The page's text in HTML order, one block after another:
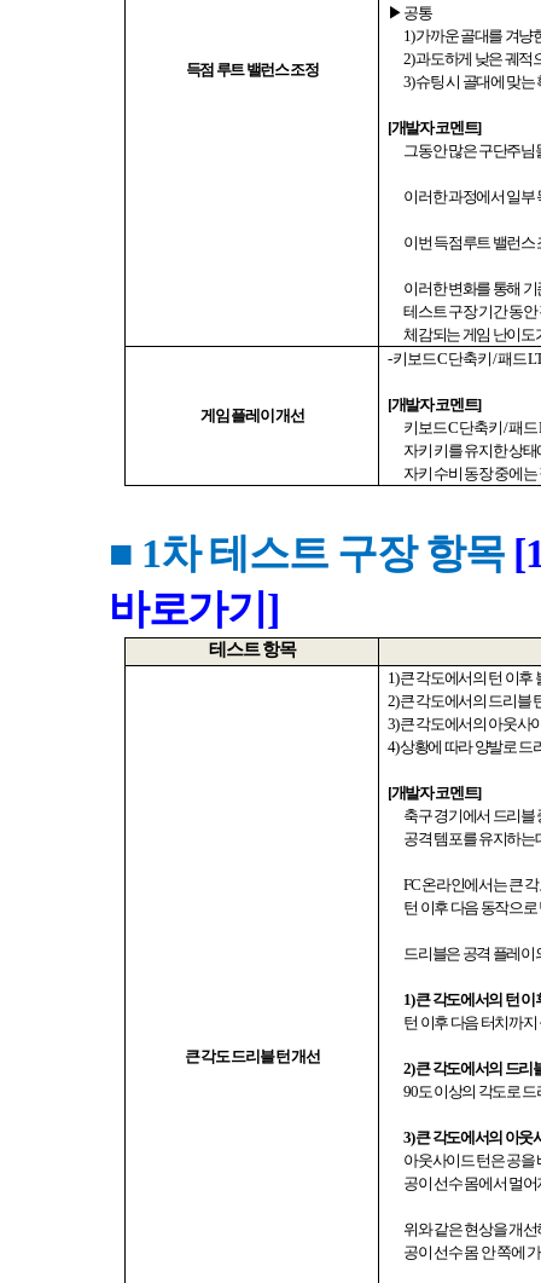
득점 루트 밸런스 조정
▶ 공통
1)가까운 골대를 겨냥
2)과도하게 낮은 궤적
3)슈팅 시 골대에 맞는
[개발자 코멘트]
그동안 많은 구단주님
이러한 과정에서 일부
이번 득점루트 밸런스
이러한 변화를 통해
테스트 구장 기간 동
체감되는 게임 난이도
게임 플레이 개선
-키보드C단축키/패드
[개발자 코멘트]
키보드C단축키/패드
자키 키를 유지한 상
자키 수비 동장 중에
■ 1차 테스트 구장 항목
바로가기]
테스트 항목
큰 각도 드리블 턴 개선
1)큰 각도에서의 턴 이후
2)큰 각도에서의 드리블
3)큰 각도에서의 아웃사
4)상황에 따라 양발로 드
[개발자 코멘트]
축구 경기에서 드리블
공격 템포를 유지하는
FC온라인에서는 큰
턴 이후 다음 동작으
드리블은 공격 플레이
1)큰 각도에서의 턴
턴 이후 다음 터치까
2)큰 각도에서의 드리
90도 이상의 각도로
3)큰 각도에서의 아웃
아웃사이드 턴은 공을
공이 선수 몸에서 멀
위와 같은 현상을 개
공이 선수 몸 안 쪽에